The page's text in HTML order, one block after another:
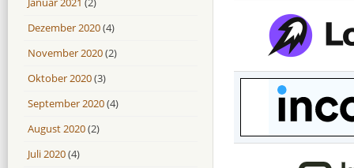
Dezember 2020(4)
November 2020(2)
Oktober 2020(3)
September 2020(4)
August 2020(2)
Juli 2020(4)